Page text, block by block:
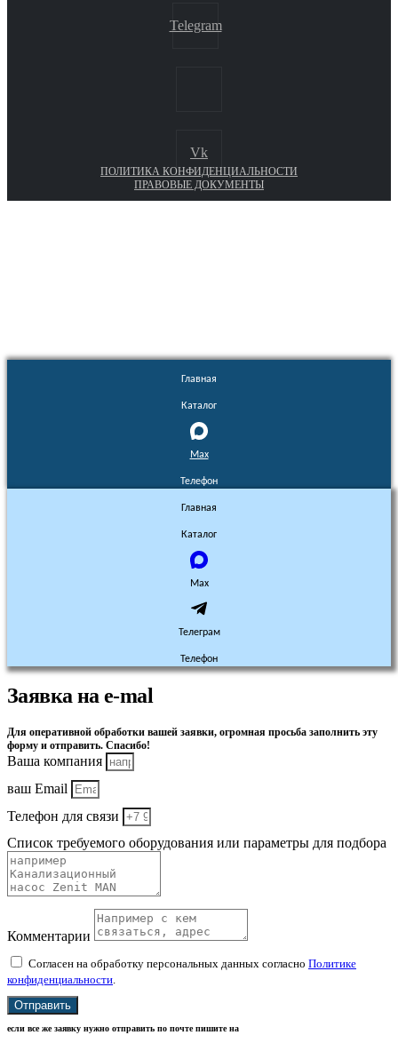
Telegram
Vk
ПОЛИТИКА КОНФИДЕНЦИАЛЬНОСТИ
ПРАВОВЫЕ ДОКУМЕНТЫ
Главная
Каталог
Max
Телефон
Главная
Каталог
Max
Телеграм
Телефон
Заявка на e-mal
Для оперативной обработки вашей заявки, огромная просьба заполнить эту
форму и отправить. Спасибо!
Ваша компания
ваш Email
Телефон для связи
Список требуемого оборудования или параметры для подбора
Комментарии
Согласен на обработку персональных данных согласно Политике
конфиденциальности
Отправить
если все же заявку нужно отправить по почте пишите на